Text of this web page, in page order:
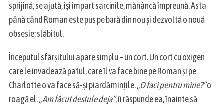
sprijină, se ajută, își împart sarcinile, mănâncă împreună. Asta
până când Roman este pus pe bară din nou și dezvoltă o nouă
obsesie: slăbitul.
Începutul sfârșitului apare simplu – un cort. Un cort cu oxigen
care le invadează patul, care îl va face bine pe Roman și pe
Charlotte o va face să-și piardă mințile.„O faci pentru mine?”o
roagă el.„Am făcut destule deja”, îi răspunde ea, înainte să
e
r
c
h